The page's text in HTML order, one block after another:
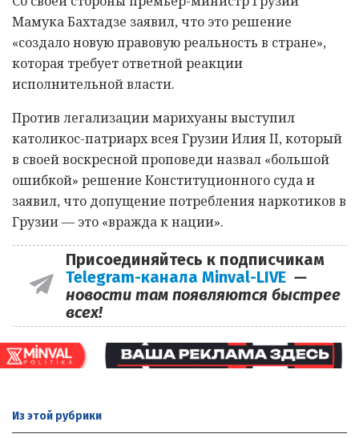
Мамука Бахтадзе заявил, что это решение
«создало новую правовую реальность в стране»,
которая требует ответной реакции
исполнительной власти.
Против легализации марихуаны выступил
католикос-патриарх всея Грузии Илия II, который
в своей воскресной проповеди назвал «большой
ошибкой» решение Конституционного суда и
заявил, что допущение потребления наркотиков в
Грузии — это «вражда к нации».
Присоединяйтесь к подписчикам
Telegram-канала Minval-LIVE —
новости там появляются быстрее
всех!
Из этой рубрики